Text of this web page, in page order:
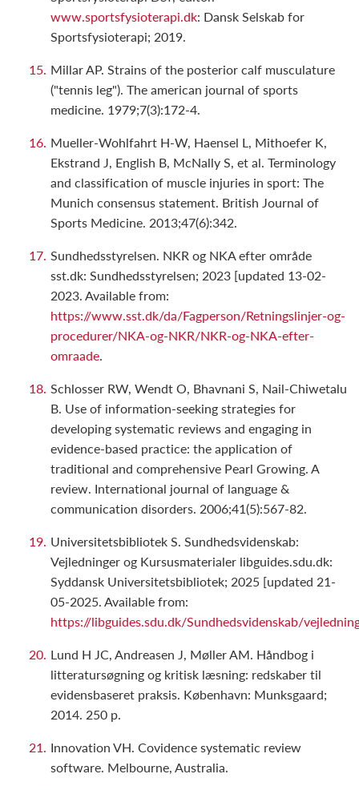
www.sportsfysioterapi.dk: Dansk Selskab for
Sportsfysioterapi; 2019.
Millar AP. Strains of the posterior calf musculature
("tennis leg"). The american journal of sports
medicine. 1979;7(3):172-4.
Mueller-Wohlfahrt H-W, Haensel L, Mithoefer K,
Ekstrand J, English B, McNally S, et al. Terminology
and classification of muscle injuries in sport: The
Munich consensus statement. British Journal of
Sports Medicine. 2013;47(6):342.
Sundhedsstyrelsen. NKR og NKA efter område
sst.dk: Sundhedsstyrelsen; 2023 [updated 13-02-
2023. Available from:
https://www.sst.dk/da/Fagperson/Retningslinjer-og-
procedurer/NKA-og-NKR/NKR-og-NKA-efter-
omraade.
Schlosser RW, Wendt O, Bhavnani S, Nail-Chiwetalu
B. Use of information-seeking strategies for
developing systematic reviews and engaging in
evidence-based practice: the application of
traditional and comprehensive Pearl Growing. A
review. International journal of language &
communication disorders. 2006;41(5):567-82.
Universitetsbibliotek S. Sundhedsvidenskab:
Vejledninger og Kursusmaterialer libguides.sdu.dk:
Syddansk Universitetsbibliotek; 2025 [updated 21-
05-2025. Available from:
https://libguides.sdu.dk/Sundhedsvidenskab/
Lund H JC, Andreasen J, Møller AM. Håndbog i
litteratursøgning og kritisk læsning: redskaber til
evidensbaseret praksis. København: Munksgaard;
2014. 250 p.
Innovation VH. Covidence systematic review
software. Melbourne, Australia.